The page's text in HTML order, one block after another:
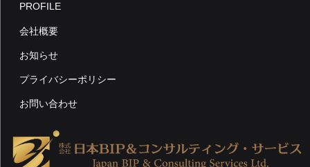
PROFILE
会社概要
お知らせ
プライバシーポリシー
お問い合わせ